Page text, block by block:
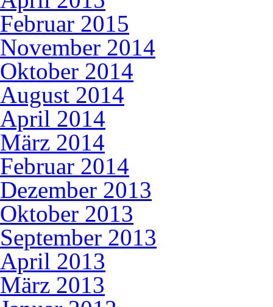
Februar 2015
November 2014
Oktober 2014
August 2014
April 2014
März 2014
Februar 2014
Dezember 2013
Oktober 2013
September 2013
April 2013
März 2013